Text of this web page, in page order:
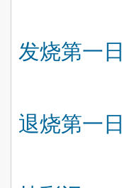
发烧第一日
退烧第一日